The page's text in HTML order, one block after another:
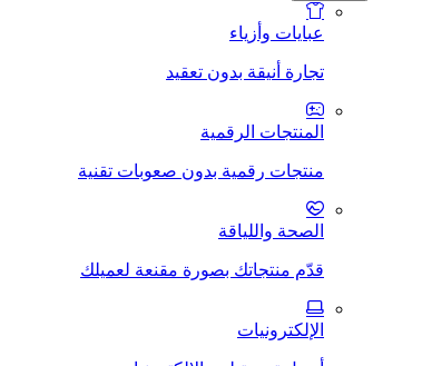
عبايات وأزياء
تجارة أنيقة بدون تعقيد
المنتجات الرقمية
منتجات رقمية بدون صعوبات تقنية
الصحة واللياقة
قدّم منتجاتك بصورة مقنعة لعميلك
الإلكترونيات